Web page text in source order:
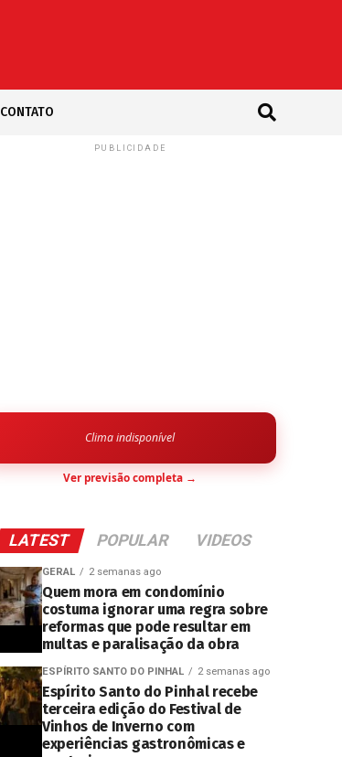
CONTATO
PUBLICIDADE
Clima indisponível
Ver previsão completa →
LATEST POPULAR VIDEOS
GERAL 2 semanas ago
Quem mora em condomínio
costuma ignorar uma regra sobre
reformas que pode resultar em
multas e paralisação da obra
ESPÍRITO SANTO DO PINHAL 2 semanas ago
Espírito Santo do Pinhal recebe
terceira edição do Festival de
Vinhos de Inverno com
experiências gastronômicas e